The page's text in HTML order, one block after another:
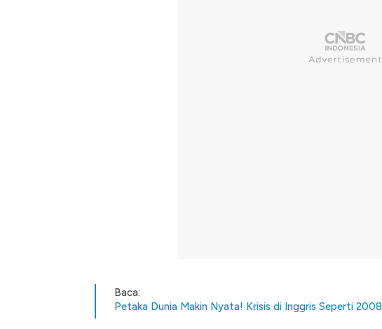
Baca:
Petaka Dunia Makin Nyata! Krisis di Inggris Seperti 2008